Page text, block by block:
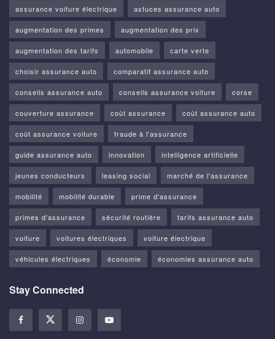
assurance voiture électrique astuces assurance auto
augmentation des primes augmentation des prix
augmentation des tarifs automobile carte verte
choisir assurance auto comparatif assurance auto
conseils assurance auto conseils assurance voiture corse
couverture assurance coût assurance coût assurance auto
coût assurance voiture fraude à l'assurance
guide assurance auto innovation intelligence artificielle
jeunes conducteurs leasing social marché de l'assurance
mobilité mobilité durable prime d'assurance
primes d'assurance sécurité routière tarifs assurance auto
voiture voitures électriques voiture électrique
véhicules électriques économie économies assurance auto
Stay Connected